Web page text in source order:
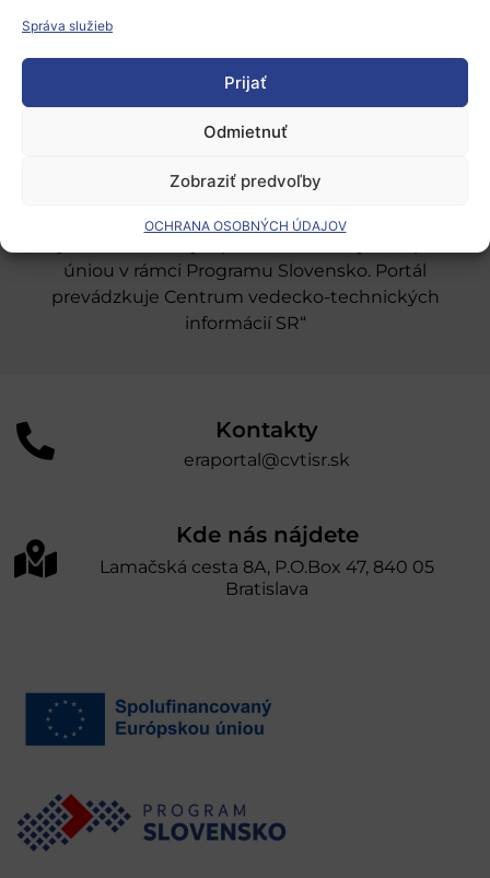
Správa služieb
Prijať
Odmietnuť
Zobraziť predvoľby
OCHRANA OSOBNÝCH ÚDAJOV
Podporné schémy a služby
Grantové programy pre výskum
Odber noviniek
úniou v rámci Programu Slovensko. Portál
prevádzkuje Centrum vedecko-technických
informácií SR“
Kontakty
eraportal@cvtisr.sk
Kde nás nájdete
Lamačská cesta 8A, P.O.Box 47, 840 05
Bratislava